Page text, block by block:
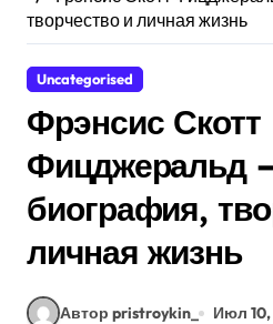
творчество и личная жизнь
Uncategorised
Фрэнсис Скотт
Фицджеральд
биография,
личная жизнь
Автор pristroykin_ Июл 10,